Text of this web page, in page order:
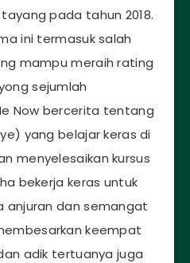
pada tahun 2018.
ini termasuk salah
mampu meraih rating
sejumlah
Now bercerita tentang
yang belajar keras di
menyelesaikan kursus
bekerja keras untuk
anjuran dan semangat
keempat
adik tertuanya juga